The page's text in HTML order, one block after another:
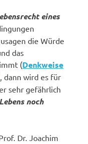
eines
die Würde
das
(Denkweise
dann wird es für
sehr gefährlich
noch
Dr. Joachim